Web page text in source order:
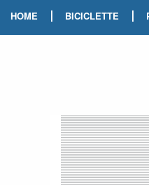
HOME | BICICLETTE |